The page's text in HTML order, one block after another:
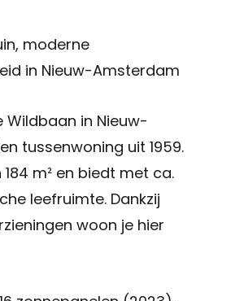
moderne
in Nieuw-Amsterdam
in Nieuw-
tussenwoning uit 1959.
m² en biedt met ca.
leefruimte. Dankzij
woon je hier
097